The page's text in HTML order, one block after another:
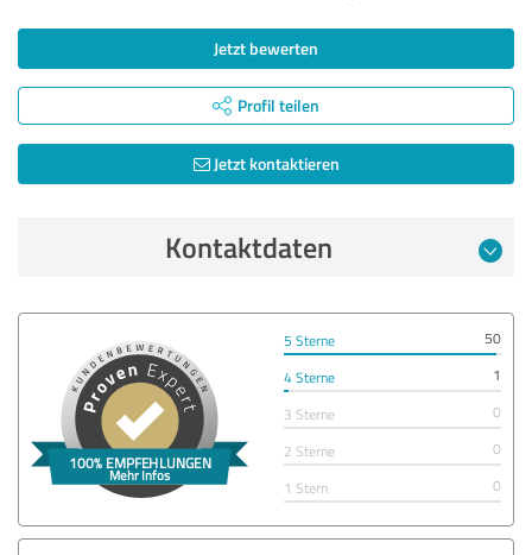
Jetzt bewerten
Profil teilen
Jetzt kontaktieren
Kontaktdaten
5 Sterne
50
4 Sterne
1
3 Sterne
0
2 Sterne
0
1 Stern
0